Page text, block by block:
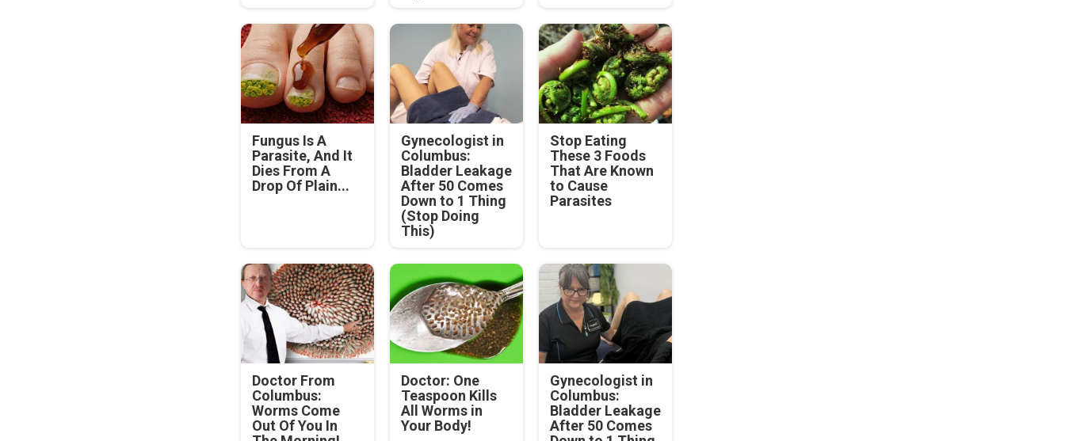
Fungus Is A
Parasite, And It
Dies From A
Drop Of Plain...
Gynecologist in
Columbus:
Bladder Leakage
After 50 Comes
Down to 1 Thing
(Stop Doing
This)
Stop Eating
These 3 Foods
That Are Known
to Cause
Parasites
Doctor From
Columbus:
Worms Come
Out Of You In
Doctor: One
Teaspoon Kills
All Worms in
Your Body!
Gynecologist in
Columbus:
Bladder Leakage
After 50 Comes